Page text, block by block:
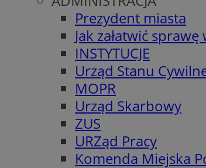
Prezydent miasta
Jak załatwić
INSTYTUCJE
Urząd Stanu
MOPR
Urząd Skarbowy
ZUS
URZąd Pracy
Komenda Miejska